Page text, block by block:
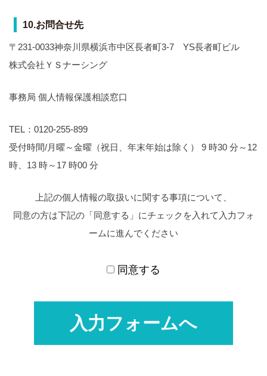
10.お問合せ先
〒231-0033神奈川県横浜市中区長者町3-7 YS長者町ビル
株式会社ＹＳナーシング
事務局 個人情報保護相談窓口
TEL：0120-255-899
受付時間/月曜～金曜（祝日、年末年始は除く） 9 時30 分～12
時、13 時～17 時00 分
上記の個人情報の取扱いに関する事項について、
同意の方は下記の「同意する」にチェックを入れて入力フォ
ームに進んでください
同意する